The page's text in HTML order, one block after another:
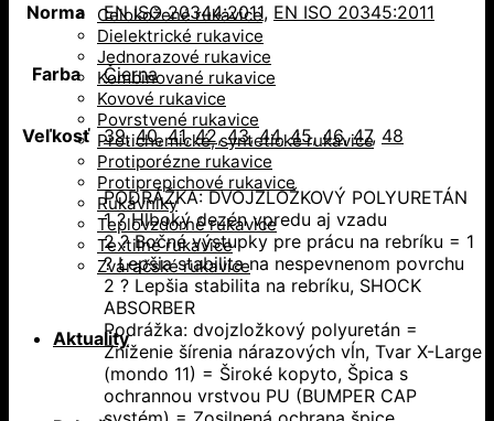
Celokožené rukavice
Dielektrické rukavice
Jednorazové rukavice
Kombinované rukavice
Kovové rukavice
Povrstvené rukavice
Protichemické, syntetické rukavice
Protiporézne rukavice
Protiprepichové rukavice
Rukávniky
Teplovzdorné rukavice
Textilné rukavice
Zváračské rukavice
Aktuality
Norma EN ISO 20344:2011, EN ISO 20345:2011
Farba Čierna
Veľkosť 39,40,41,42,43,44,45,46,47, 48
PODRÁŽKA: DVOJZLOŽKOVÝ POLYURETÁN
1 ? Hlboký dezén vpredu aj vzadu
2 ? Bočné výstupky pre prácu na rebríku = 1
? Lepšia stabilita na nespevnenom povrchu
2 ? Lepšia stabilita na rebríku, SHOCK
ABSORBER
Podrážka: dvojzložkový polyuretán =
Zníženie šírenia nárazových vĺn, Tvar X-Large
(mondo 11) = Široké kopyto, Špica s
ochrannou vrstvou PU (BUMPER CAP